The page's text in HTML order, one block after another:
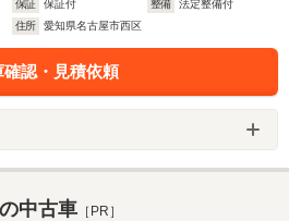
保証
保証付 整備
法定整備付
住所
愛知県名古屋市西区
確認・見積依頼
中古車 ［PR］